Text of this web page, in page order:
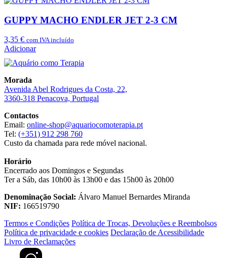
GUPPY MACHO ENDLER JET 2-3 CM
3,35 € com IVA incluído
Adicionar
Morada
Avenida Abel Rodrigues da Costa, 22,
3360-318 Penacova, Portugal
Contactos
Email: online-shop@aquariocomoterapia.pt
Tel: (+351) 912 298 760
Custo da chamada para rede móvel nacional.
Horário
Encerrado aos Domingos e Segundas
Ter a Sáb, das 10h00 às 13h00 e das 15h00 às 20h00
Denominação Social: Álvaro Manuel Bernardes Miranda
NIF: 166519790
Termos e Condições Política de Trocas, Devoluções e Reembolsos
Política de privacidade e cookies Declaração de Acessibilidade
Livro de Reclamações